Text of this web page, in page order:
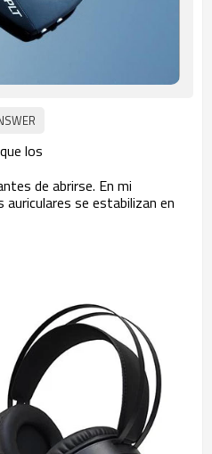
los
de abrirse. En mi
auriculares se estabilizan en